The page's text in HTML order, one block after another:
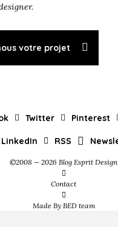
votre projet
Twitter Pinterest
LinkedIn RSS
©2008 — 2026 Blog Esprit Design
Contact
Made By BED team